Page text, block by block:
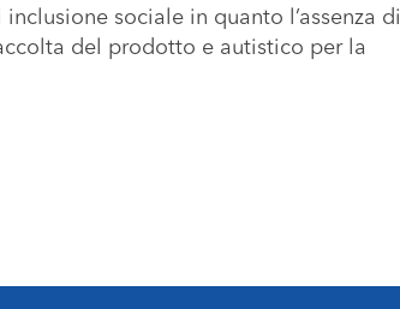
sociale in quanto l’assenza di
del prodotto e autistico per la